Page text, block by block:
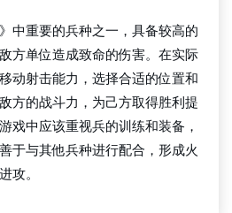
中重要的兵种之一，具备较高的
方单位造成致命的伤害。在实际
动射击能力，选择合适的位置和
方的战斗力，为己方取得胜利提
戏中应该重视兵的训练和装备，
于与其他兵种进行配合，形成火
攻。